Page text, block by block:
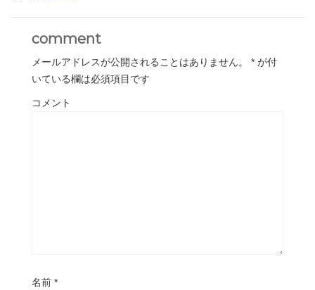
comment
メールアドレスが公開されることはありません。 * が付
いている欄は必須項目です
コメント
名前 *